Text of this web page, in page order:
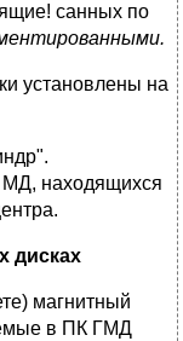
санных по
установлены на
МД, находящихся
дисках
магнитный
в ПК ГМД